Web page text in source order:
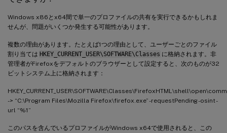
Windows x86とx64間で単一のプロファイルの共有を実行できるかもしれま
せんが、問題がいくつか発生する可能性があります。
複数の理由があります。たとえば1つの理由として、ユーザーごとのファイル
割り当ては HKEY_CURRENT_USER\SOFTWARE\Classes に格納されます。非
管理者がFirefoxをデフォルトのブラウザーとして設定すると、次のものが32
ビットシステム上に格納されます：
-> “C:\Program Files\Mozilla Firefox\firefox.exe” -requestPending -osint -
url “%1”
このパスを含んでいるプロファイルがWindows x64で使用されると、この